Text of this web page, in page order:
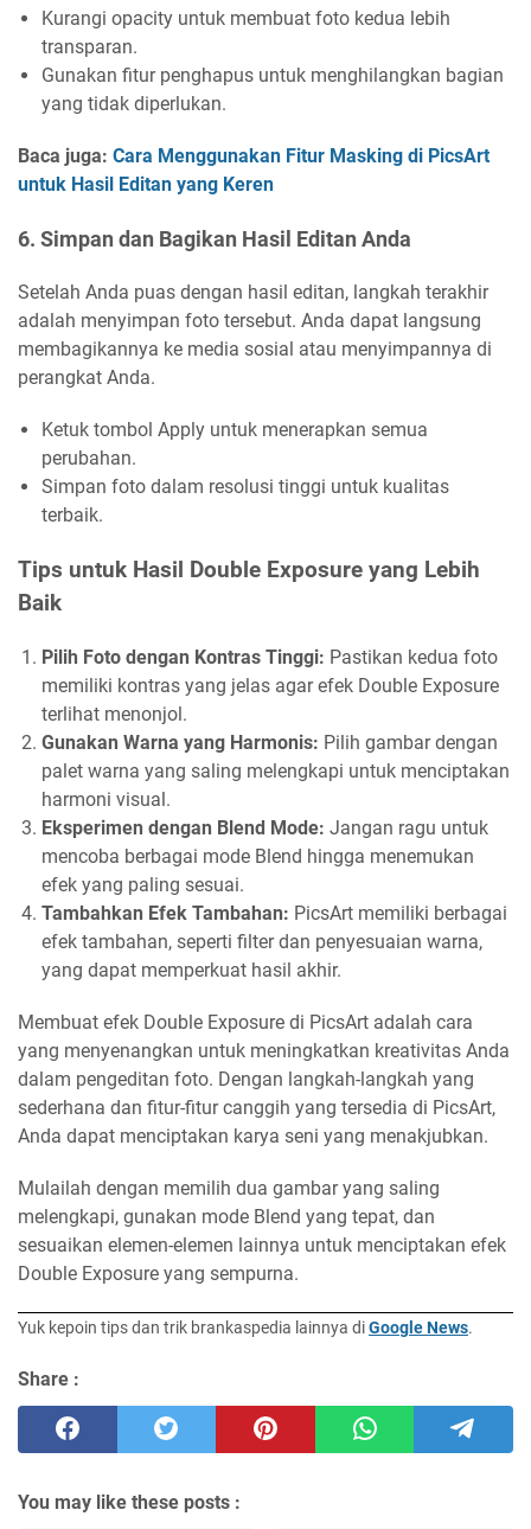
Kurangi opacity untuk membuat foto kedua lebih
transparan.
Gunakan fitur penghapus untuk menghilangkan bagian
yang tidak diperlukan.
Baca juga: Cara Menggunakan Fitur Masking di PicsArt
untuk Hasil Editan yang Keren
6. Simpan dan Bagikan Hasil Editan Anda
Setelah Anda puas dengan hasil editan, langkah terakhir
adalah menyimpan foto tersebut. Anda dapat langsung
membagikannya ke media sosial atau menyimpannya di
perangkat Anda.
Ketuk tombol Apply untuk menerapkan semua
perubahan.
Simpan foto dalam resolusi tinggi untuk kualitas
terbaik.
Tips untuk Hasil Double Exposure yang Lebih
Baik
Pilih Foto dengan Kontras Tinggi: Pastikan kedua foto
memiliki kontras yang jelas agar efek Double Exposure
terlihat menonjol.
Gunakan Warna yang Harmonis: Pilih gambar dengan
palet warna yang saling melengkapi untuk menciptakan
harmoni visual.
Eksperimen dengan Blend Mode: Jangan ragu untuk
mencoba berbagai mode Blend hingga menemukan
efek yang paling sesuai.
Tambahkan Efek Tambahan: PicsArt memiliki berbagai
efek tambahan, seperti filter dan penyesuaian warna,
yang dapat memperkuat hasil akhir.
Membuat efek Double Exposure di PicsArt adalah cara
yang menyenangkan untuk meningkatkan kreativitas Anda
dalam pengeditan foto. Dengan langkah-langkah yang
sederhana dan fitur-fitur canggih yang tersedia di PicsArt,
Anda dapat menciptakan karya seni yang menakjubkan.
Mulailah dengan memilih dua gambar yang saling
melengkapi, gunakan mode Blend yang tepat, dan
sesuaikan elemen-elemen lainnya untuk menciptakan efek
Double Exposure yang sempurna.
Yuk kepoin tips dan trik brankaspedia lainnya diGoogle News.
Share :
You may like these posts :